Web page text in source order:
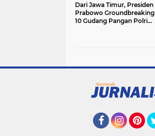
Dari Jawa Timur, Presiden
Prabowo Groundbreaking
10 Gudang Pangan Polri